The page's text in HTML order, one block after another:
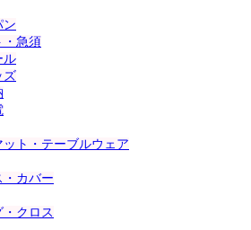
ン
・急須
ル
ズ
ット・テーブルウェア
・カバー
クロス